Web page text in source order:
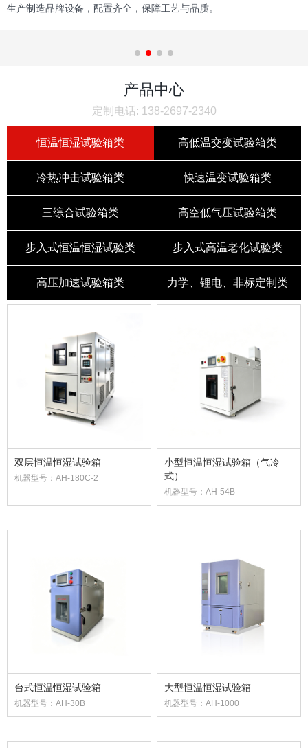
生产制造品牌设备，配置齐全，保障工艺与品质。
产品中心
定制电话: 138-2697-2340
恒温恒湿试验箱类 高低温交变试验箱类
冷热冲击试验箱类 快速温变试验箱类
三综合试验箱类 高空低气压试验箱类
步入式恒温恒湿试验类 步入式高温老化试验类
高压加速试验箱类 力学、锂电、非标定制类
双层恒温恒湿试验箱
机器型号：AH-180C-2
小型恒温恒湿试验箱（气冷
式）
机器型号：AH-54B
台式恒温恒湿试验箱
机器型号：AH-30B
大型恒温恒湿试验箱
机器型号：AH-1000